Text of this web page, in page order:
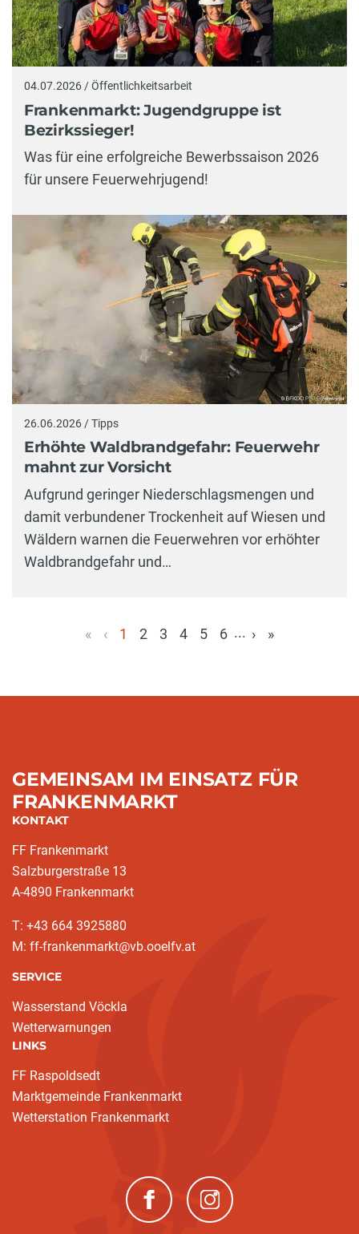
04.07.2026 / Öffentlichkeitsarbeit
Frankenmarkt: Jugendgruppe ist
Bezirkssieger!
Was für eine erfolgreiche Bewerbssaison 2026
für unsere Feuerwehrjugend!
26.06.2026 / Tipps
Erhöhte Waldbrandgefahr: Feuerwehr
mahnt zur Vorsicht
Aufgrund geringer Niederschlagsmengen und
damit verbundener Trockenheit auf Wiesen und
Wäldern warnen die Feuerwehren vor erhöhter
Waldbrandgefahr und…
« ‹
1
2 3 4 5 6 ... › »
GEMEINSAM IM EINSATZ FÜR
FRANKENMARKT
KONTAKT
FF Frankenmarkt
Salzburgerstraße 13
A-4890 Frankenmarkt
T: +43 664 3925880
M: ff-frankenmarkt@vb.ooelfv.at
SERVICE
Wasserstand Vöckla
Wetterwarnungen
LINKS
FF Raspoldsedt
Marktgemeinde Frankenmarkt
Wetterstation Frankenmarkt
(neues Fenster)(neues Fenster)